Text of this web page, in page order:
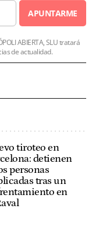
APUNTARME
ABIERTA, SLU tratará
de actualidad.
tiroteo en
detienen
personas
tras un
en